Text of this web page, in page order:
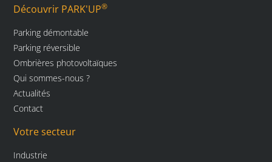
Découvrir PARK'UP®
Parking démontable
Parking réversible
Ombrières photovoltaïques
Qui sommes-nous ?
Actualités
Contact
Votre secteur
Industrie